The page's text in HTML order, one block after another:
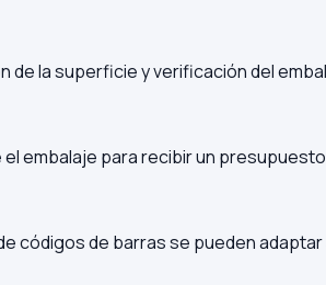
la superficie y verificación del
embalaje para recibir un
códigos de barras se pueden